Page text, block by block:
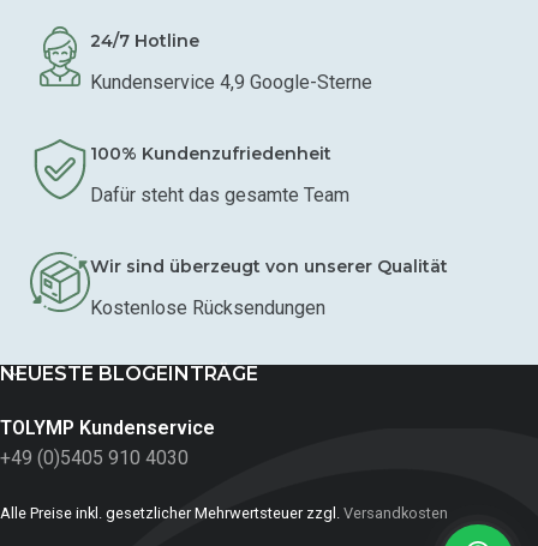
24/7 Hotline
Kundenservice 4,9 Google-Sterne
100% Kundenzufriedenheit
Dafür steht das gesamte Team
Wir sind überzeugt von unserer Qualität
Kostenlose Rücksendungen
NEUESTE BLOGEINTRÄGE
TOLYMP Kundenservice
+49 (0)5405 910 4030
Alle Preise inkl. gesetzlicher Mehrwertsteuer zzgl. Versandkosten